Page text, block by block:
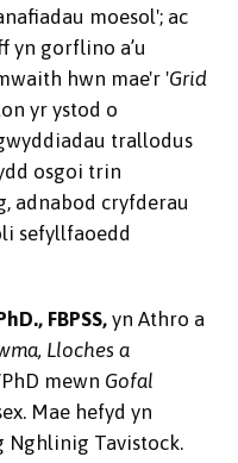
moesol'; ac
yn gorflino a’u
hwn mae'r 'Grid
yr ystod o
trallodus
osgoi trin
adnabod cryfderau
sefyllfaoedd
FBPSS, yn Athro a
Lloches a
mewn Gofal
Mae hefyd yn
Nghlinig Tavistock.